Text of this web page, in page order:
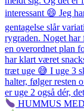
HUMMUS